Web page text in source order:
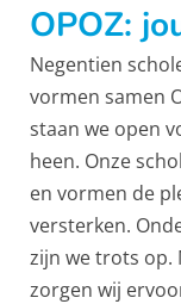
OPOZ:
Negentien
vormen samen
staan we open
heen. Onze
en vormen de
versterken.
zijn we trots op.
zorgen wij